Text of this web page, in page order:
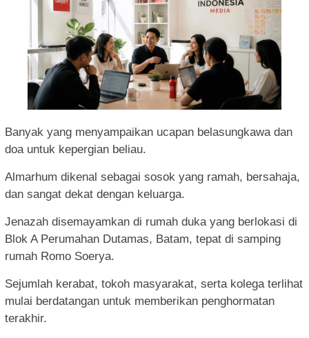
Banyak yang menyampaikan ucapan belasungkawa dan
doa untuk kepergian beliau.
Almarhum dikenal sebagai sosok yang ramah, bersahaja,
dan sangat dekat dengan keluarga.
Jenazah disemayamkan di rumah duka yang berlokasi di
Blok A Perumahan Dutamas, Batam, tepat di samping
rumah Romo Soerya.
Sejumlah kerabat, tokoh masyarakat, serta kolega terlihat
mulai berdatangan untuk memberikan penghormatan
terakhir.